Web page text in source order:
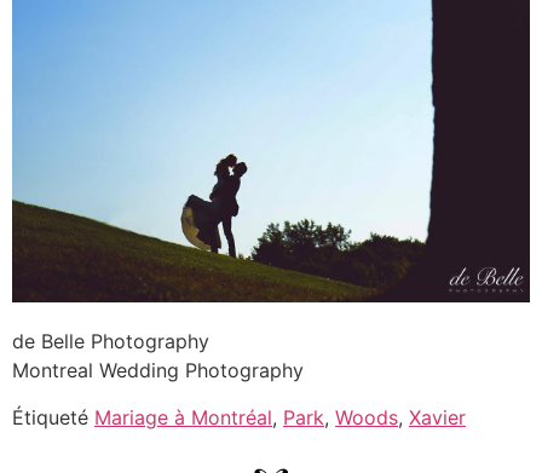
de Belle Photography
Montreal Wedding Photography
Étiqueté Mariage à Montréal, Park, Woods, Xavier